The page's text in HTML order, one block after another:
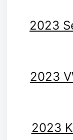
2023
2023
2023